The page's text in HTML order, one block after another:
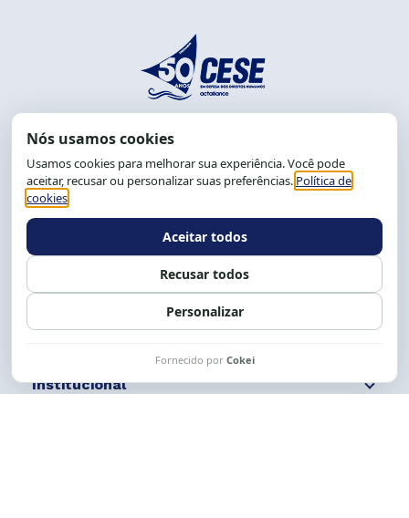
End.: R. da Graça, 150. Graça
CEP: 40.150-055
Salvador-BA, Brasil.
Tel.: (71) 2104-5457, Cel.: (71) 9 9239-2104 ou 2105
Expediente: 8h às 12h e 13 às 17h.
Siga nossas redes Fale conosco
Institucional